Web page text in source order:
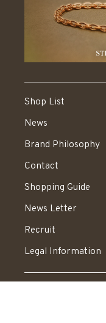
Shop List
News
Brand Philosophy
Contact
Shopping Guide
News Letter
Recruit
Legal Information